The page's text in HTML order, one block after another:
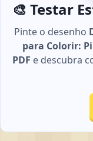
🎨 Testar
Pinte o desenho
para Colorir:
PDF e descubra